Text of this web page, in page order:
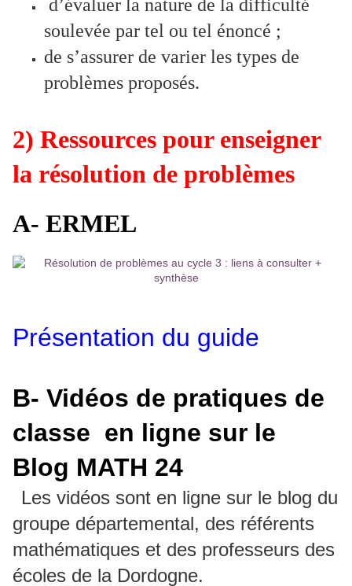
d’évaluer la nature de la difficulté
soulevée par tel ou tel énoncé ;
de s’assurer de varier les types de
problèmes proposés.
2) Ressources pour enseigner
la résolution de problèmes
A- ERMEL
Présentation du guide
B- Vidéos de pratiques de
classe en ligne sur le
Blog MATH 24
Les vidéos sont en ligne sur le blog du
groupe départemental, des référents
mathématiques et des professeurs des
écoles de la Dordogne.